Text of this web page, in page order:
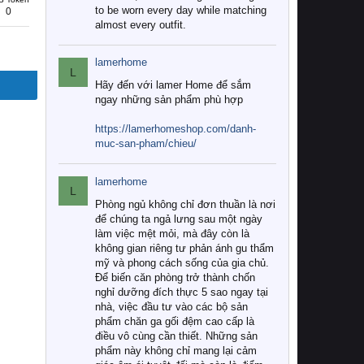
0
to be worn every day while matching
almost every outfit.
L
lamerhome
Hãy đến với lamer Home để sắm
ngay những sản phẩm phù hợp
https://lamerhomeshop.com/danh-
muc-san-pham/chieu/
L
lamerhome
Phòng ngủ không chỉ đơn thuần là nơi
để chúng ta ngả lưng sau một ngày
làm việc mệt mỏi, mà đây còn là
không gian riêng tư phản ánh gu thẩm
mỹ và phong cách sống của gia chủ.
Để biến căn phòng trở thành chốn
nghỉ dưỡng đích thực 5 sao ngay tại
nhà, việc đầu tư vào các bộ sản
phẩm chăn ga gối đệm cao cấp là
điều vô cùng cần thiết. Những sản
phẩm này không chỉ mang lại cảm